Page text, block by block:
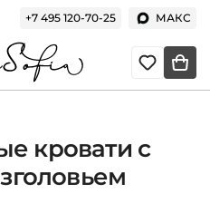
+7 495 120-70-25 МАКС
кровати с